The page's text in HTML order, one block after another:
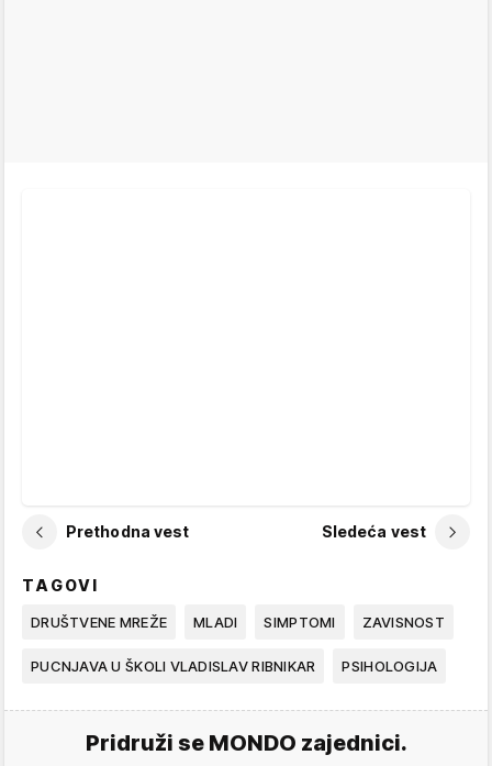
Prethodna vest Sledeća vest
TAGOVI
DRUŠTVENE MREŽE MLADI SIMPTOMI ZAVISNOST
PUCNJAVA U ŠKOLI VLADISLAV RIBNIKAR PSIHOLOGIJA
Pridruži se MONDO zajednici.